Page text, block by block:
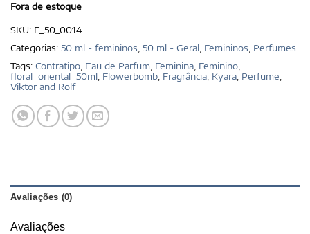
Fora de estoque
SKU: F_50_0014
Categorias: 50 ml - femininos, 50 ml - Geral, Femininos, Perfumes
Tags: Contratipo, Eau de Parfum, Feminina, Feminino,
floral_oriental_50ml, Flowerbomb, Fragrância, Kyara, Perfume,
Viktor and Rolf
Avaliações (0)
Avaliações